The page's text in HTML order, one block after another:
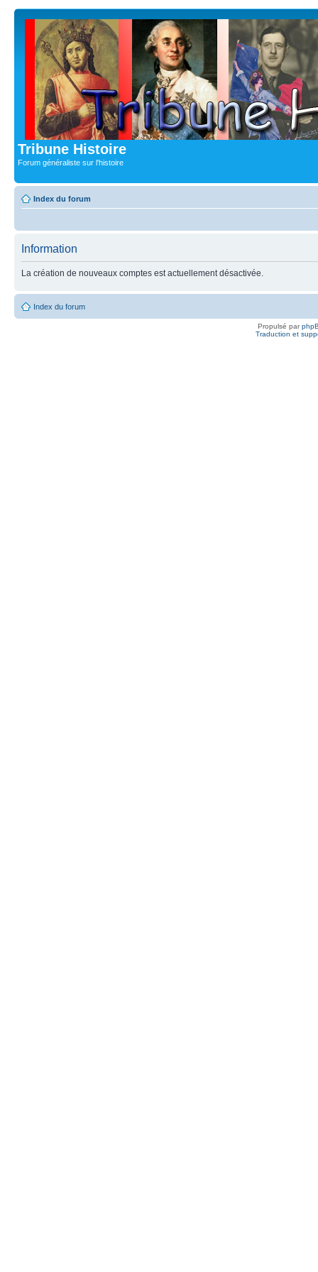
Tribune Histoire
Forum généraliste sur l'histoire
Index du forum
Information
La création de nouveaux comptes est actuellement désactivée.
Index du forum
Propulsé par
Traduction et